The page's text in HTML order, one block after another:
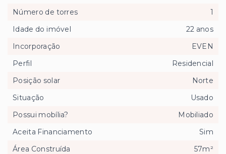
Número de torres
1
Idade do imóvel
22 anos
Incorporação
EVEN
Perfil
Residencial
Posição solar
Norte
Situação
Usado
Possui mobília?
Mobiliado
Aceita Financiamento
Sim
Área Construída
57m²